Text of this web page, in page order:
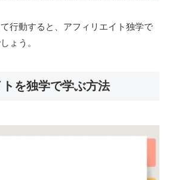
行動すると、アフィリエイト独学で
ょう。
を独学で学ぶ方法